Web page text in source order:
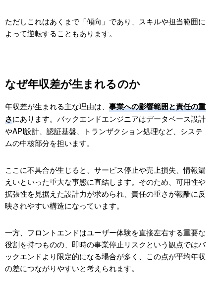
ただしこれはあくまで「傾向」であり、スキルや担当範囲に
よって逆転することもあります。
なぜ年収差が生まれるのか
年収差が生まれる主な理由は、 事業への影響範囲と責任の重
さにあります。バックエンドエンジニアはデータベース設計
やAPI設計、認証基盤、トランザクション処理など、システ
ムの中核部分を担います。
ここに不具合が生じると、サービス停止や売上損失、情報漏
えいといった重大な事態に直結します。そのため、可用性や
拡張性を見据えた設計力が求められ、責任の重さが報酬に反
映されやすい構造になっています。
一方、フロントエンドはユーザー体験を直接左右する重要な
役割を持つものの、即時の事業停止リスクという観点ではバ
ックエンドより限定的になる場合が多く、この点が平均年収
の差につながりやすいと考えられます。